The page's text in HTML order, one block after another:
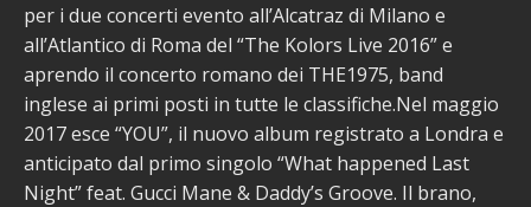
per i due concerti evento all’Alcatraz di Milano e
all’Atlantico di Roma del “The Kolors Live 2016” e
aprendo il concerto romano dei THE1975, band
inglese ai primi posti in tutte le classifiche.Nel maggio
2017 esce “YOU”, il nuovo album registrato a Londra e
anticipato dal primo singolo “What happened Last
Night” feat. Gucci Mane & Daddy’s Groove. Il brano,